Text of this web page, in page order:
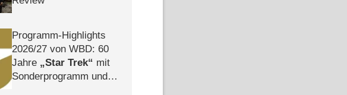
Programm-Highlights
2026/​27 von WBD: 60
Jahre
Star Trek
mit
Sonderprogramm und